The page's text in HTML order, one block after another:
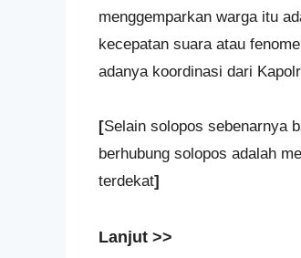
menggemparkan warga itu
kecepatan suara atau
adanya koordinasi dari
[Selain solopos sebenarnya
berhubung solopos adalah
terdekat]
Lanjut >>